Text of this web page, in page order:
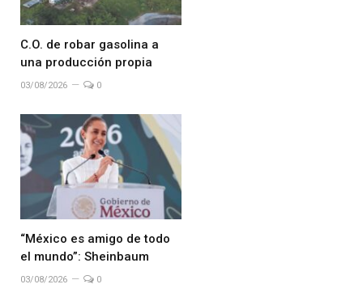
C.O. de robar gasolina a
una producción propia
03/08/2026 0
“México es amigo de todo
el mundo”: Sheinbaum
03/08/2026 0